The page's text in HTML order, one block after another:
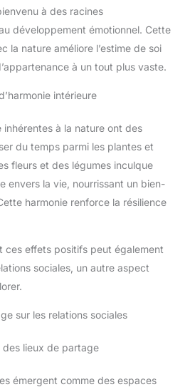
à des racines
développement émotionnel. Cette
la nature améliore l’estime de soi
à un tout plus vaste.
intérieure
à la nature ont des
du temps parmi les plantes et
fleurs et des légumes inculque
envers la vie, nourrissant un bien-
harmonie renforce la résilience
ces effets positifs peut également
sociales, un autre aspect
sur les relations sociales
lieux de partage
émergent comme des espaces